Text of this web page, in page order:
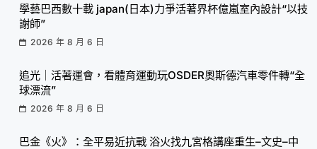
學藝巴西數十載 japan(日本)力爭活著界杯億嵐室內設計“以技
謝師”
2026 年 8 月 6 日
追光｜活著運會，看體育運動玩OSDER奧斯德汽車零件轉“全
球漂流”
2026 年 8 月 6 日
巴金《火》：全平易近抗戰 浴火找九宮格講座重生–文史–中